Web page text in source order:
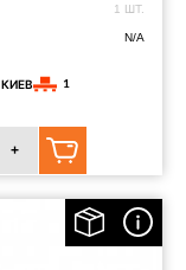
1 ШТ.
N/A
КИЕВ 1
+